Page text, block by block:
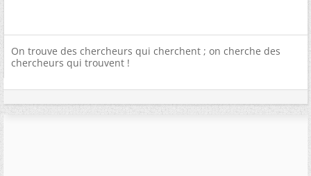
On trouve des chercheurs qui cherchent ; on cherche des
chercheurs qui trouvent !